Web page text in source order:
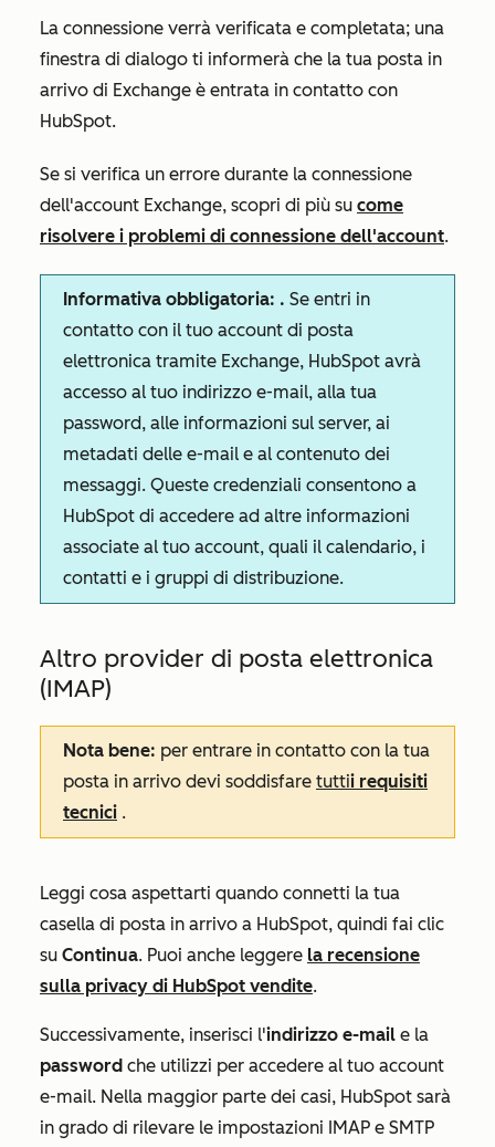
La connessione verrà verificata e completata; una
finestra di dialogo ti informerà che la tua posta in
arrivo di Exchange è entrata in contatto con
HubSpot.
Se si verifica un errore durante la connessione
dell'account Exchange, scopri di più su come
risolvere i problemi di connessione dell'account.
Informativa obbligatoria: . Se entri in
contatto con il tuo account di posta
elettronica tramite Exchange, HubSpot avrà
accesso al tuo indirizzo e-mail, alla tua
password, alle informazioni sul server, ai
metadati delle e-mail e al contenuto dei
messaggi. Queste credenziali consentono a
HubSpot di accedere ad altre informazioni
associate al tuo account, quali il calendario, i
contatti e i gruppi di distribuzione.
Altro provider di posta elettronica
(IMAP)
Nota bene: per entrare in contatto con la tua
posta in arrivo devi soddisfare tuttii requisiti
tecnici .
Leggi cosa aspettarti quando connetti la tua
casella di posta in arrivo a HubSpot, quindi fai clic
su Continua. Puoi anche leggere la recensione
sulla privacy di HubSpot vendite.
Successivamente, inserisci l'indirizzo e-mail e la
password che utilizzi per accedere al tuo account
e-mail. Nella maggior parte dei casi, HubSpot sarà
in grado di rilevare le impostazioni IMAP e SMTP